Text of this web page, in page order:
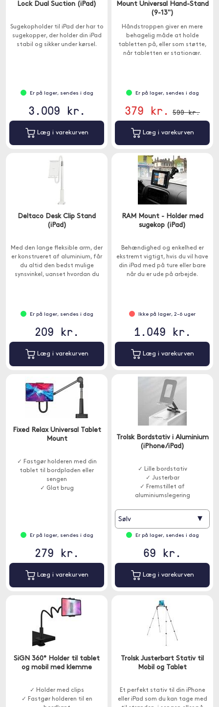
Lock Dual Suction (iPad)
Sugekopholder til iPad der har to
sugekopper, der holder din iPad
stabil og sikker under kørsel.
Er på lager, sendes i dag
3.009 kr.
Læg i varekurven
Mount Universal Hand-Stand
(9-13")
Håndstroppen giver en mere
behagelig måde at holde
tabletten på, eller som støtte,
når tabletten er stationær.
Er på lager, sendes i dag
379 kr. 599 kr.
Læg i varekurven
Deltaco Desk Clip Stand
(iPad)
Med den lange fleksible arm, der
er konstrueret af aluminium, får
du altid den bedst mulige
synsvinkel, uanset hvordan du
Er på lager, sendes i dag
209 kr.
Læg i varekurven
RAM Mount - Holder med
sugekop (iPad)
Behændighed og enkelhed er
ekstremt vigtigt, hvis du vil have
din iPad med på ture eller bare
når du er ude på arbejde.
Ikke på lager, 2-6 uger
1.049 kr.
Læg i varekurven
Fixed Relax Universal Tablet
Mount
✓ Fastgør holderen med din
tablet til bordpladen eller
sengen
✓ Glat brug
Er på lager, sendes i dag
279 kr.
Læg i varekurven
Trolsk Bordstativ i Aluminium
(iPhone/iPad)
✓ Lille bordstativ
✓ Justerbar
✓ Fremstillet af
aluminiumslegering
Sølv ▾
Er på lager, sendes i dag
69 kr.
Læg i varekurven
SiGN 360° Holder til tablet
og mobil med klemme
✓ Holder med clips
✓ Fastgør holderen til en
Trolsk Justerbart Stativ til
Mobil og Tablet
Et perfekt stativ til din iPhone
eller iPad som du kan tage med